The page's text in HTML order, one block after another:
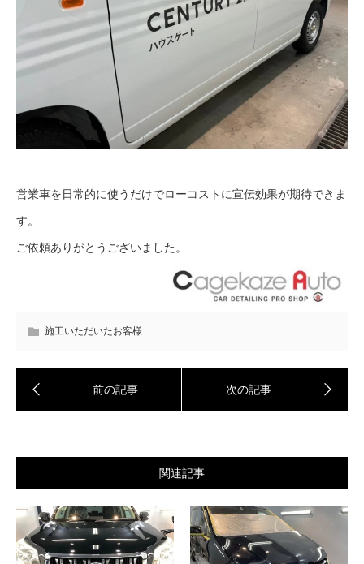
営業車を日常的に使うだけでローコストに宣伝効果が期待できま
す。
ご依頼ありがとうございました。
施工いただいたお客様
関連記事